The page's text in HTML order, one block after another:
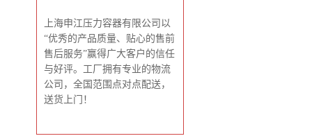
上海申江压力容器有限公司以
“优秀的产品质量、贴心的售前
售后服务”赢得广大客户的信任
与好评。工厂拥有专业的物流
公司，全国范围点对点配送，
送货上门！